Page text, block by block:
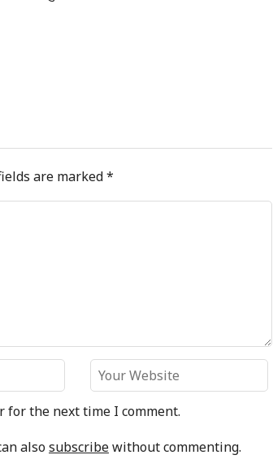
are marked*
for the next time I comment.
alsosubscribewithout commenting.